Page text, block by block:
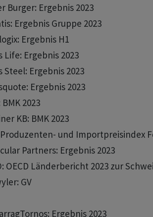
Burger: Ergebnis 2023
Ergebnis Gruppe 2023
Ergebnis H1
Life: Ergebnis 2023
Steel: Ergebnis 2023
Ergebnis 2023
BMK 2023
KB: BMK 2023
Produzenten- und Importpreisindex
Partners: Ergebnis 2023
OECD Länderbericht 2023 zur
GV
Ergebnis 2023